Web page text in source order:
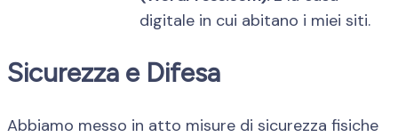
digitale in cui abitano i miei siti.
Sicurezza e Difesa
Abbiamo messo in atto misure di sicurezza fisiche